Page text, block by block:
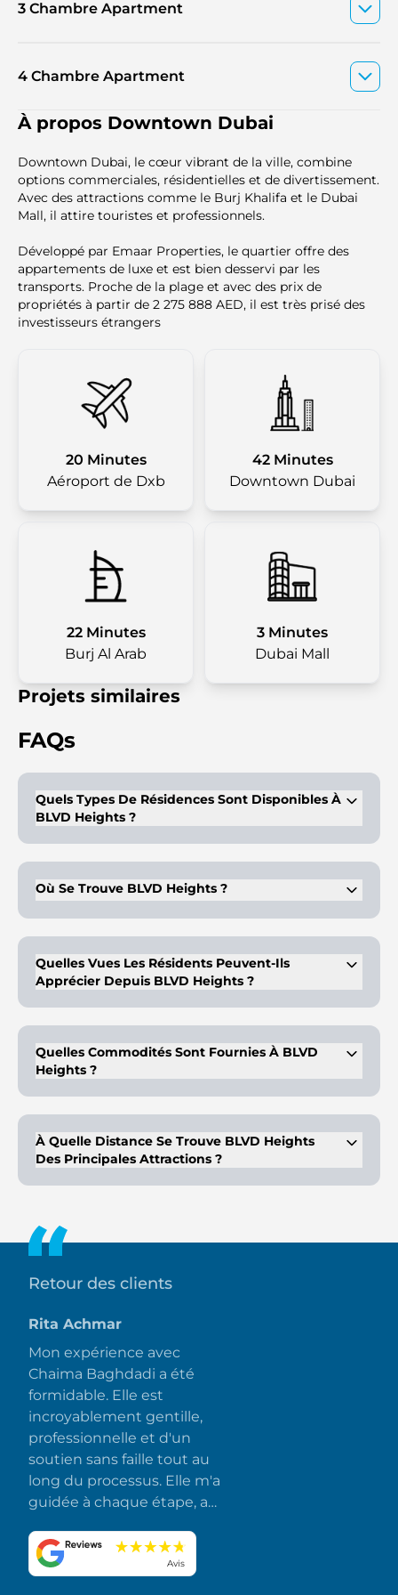
3 Chambre Apartment
4 Chambre Apartment
À propos Downtown Dubai
Downtown Dubai, le cœur vibrant de la ville, combine
options commerciales, résidentielles et de divertissement.
Avec des attractions comme le Burj Khalifa et le Dubai
Mall, il attire touristes et professionnels.
Développé par Emaar Properties, le quartier offre des
appartements de luxe et est bien desservi par les
transports. Proche de la plage et avec des prix de
propriétés à partir de 2 275 888 AED, il est très prisé des
investisseurs étrangers
20 Minutes
Aéroport de Dxb
42 Minutes
Downtown Dubai
22 Minutes
Burj Al Arab
3 Minutes
Dubai Mall
Projets similaires
FAQs
Quels Types De Résidences Sont Disponibles À
BLVD Heights ?
des penthouses et des duplex
Où Se Trouve BLVD Heights ?
Downtown Dubai.
Quelles Vues Les Résidents Peuvent-Ils
Apprécier Depuis BLVD Heights ?
Burj Khalifa, la fontaine de Dubaï et la skyline de la ville.
Quelles Commodités Sont Fournies À BLVD
Heights ?
santé, une aire de jeux pour enfants, des parcs et un service
de concierge 24 heures sur 24.
À Quelle Distance Se Trouve BLVD Heights
Des Principales Attractions ?
Retour des clients
Rita Achmar
Mon expérience avec
Chaima Baghdadi a été
formidable. Elle est
incroyablement gentille,
professionnelle et d'un
soutien sans faille tout au
long du processus. Elle m'a
guidée à chaque étape, a
toutes mes questions et a
fait en sorte que tout se
Avis